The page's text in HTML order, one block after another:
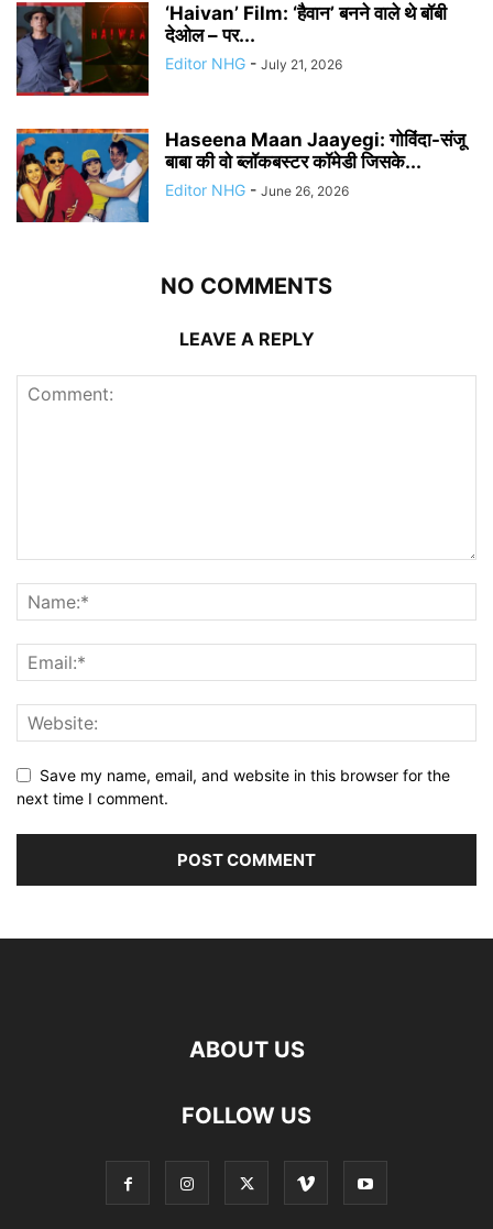
‘Haivan’ Film: ‘हैवान’ बनने वाले थे बॉबी
देओल – पर...
Editor NHG - July 21, 2026
Haseena Maan Jaayegi: गोविंदा-संजू
बाबा की वो ब्लॉकबस्टर कॉमेडी जिसके...
Editor NHG - June 26, 2026
NO COMMENTS
LEAVE A REPLY
Save my name, email, and website in this browser for the
next time I comment.
ABOUT US
FOLLOW US